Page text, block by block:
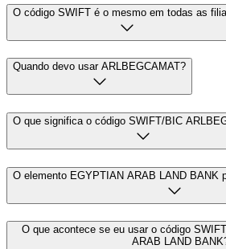
O código SWIFT é o mesmo em todas as
Quando devo usar ARLBEGCAMAT?
O que significa o código SWIFT/BIC
O elemento EGYPTIAN ARAB LAND BANK
O que acontece se eu usar o código
ARAB LAND